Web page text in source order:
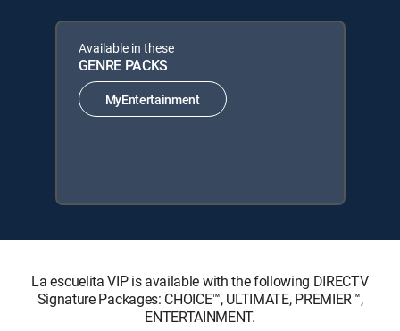
Available in these
GENRE PACKS
MyEntertainment
La escuelita VIP is available with the following DIRECTV
Signature Packages: CHOICE™, ULTIMATE, PREMIER™,
ENTERTAINMENT.